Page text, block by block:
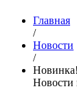
Главная
/
Новости
/
Новости